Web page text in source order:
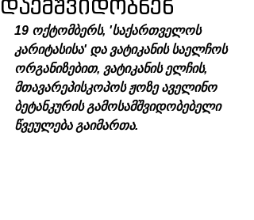
დაემშვიდობნენ
19 ოქტომბერს, 'საქართველოს
კარიტასისა' და ვატიკანის საელჩოს
ორგანიზებით, ვატიკანის ელჩის,
მთავარეპისკოპოს ჟოზე აველინო
ბეტანკურის გამოსამშვიდობებელი
წვეულება გაიმართა.